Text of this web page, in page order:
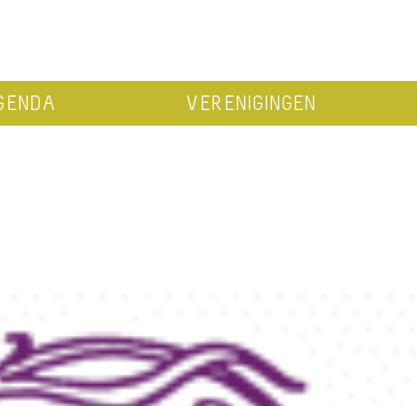
VERENIGINGEN